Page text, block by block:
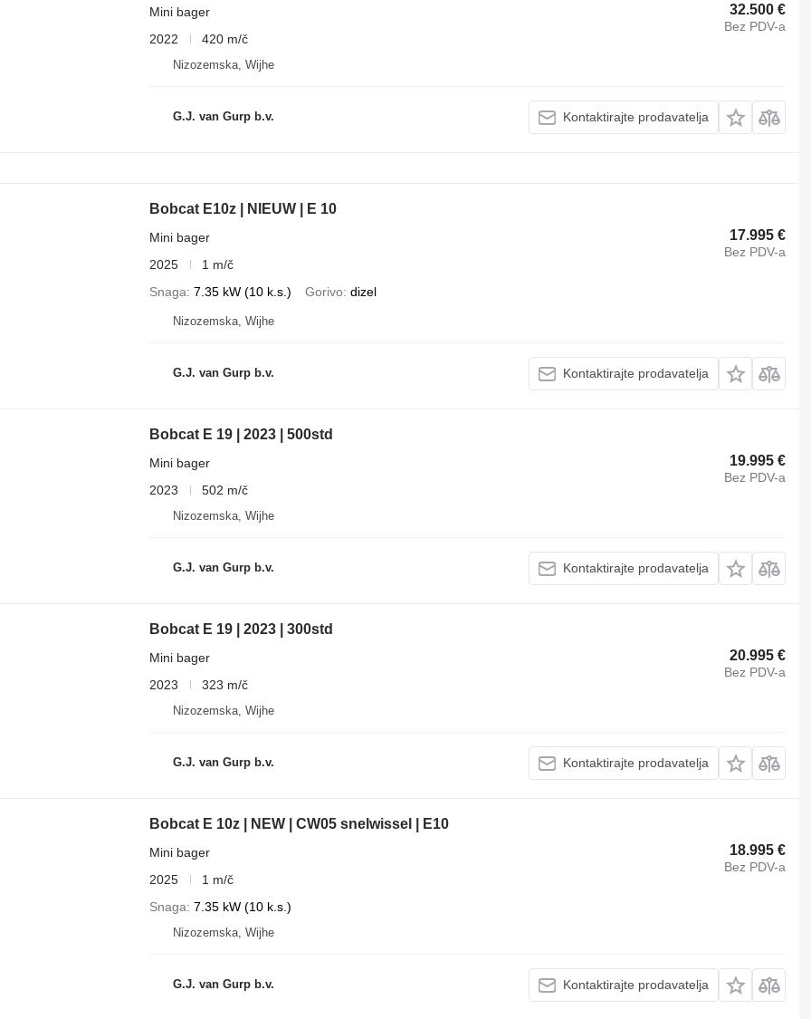
32.500 €
Bez PDV-a
Mini bager
2022
420 m/č
Nizozemska, Wijhe
G.J. van Gurp b.v. Kontaktirajte prodavatelja
Bobcat E10z | NIEUW | E 10
17.995 €
Bez PDV-a
Mini bager
2025
1 m/č
Snaga 7.35 kW (10 k.s.) Gorivo dizel
Nizozemska, Wijhe
G.J. van Gurp b.v. Kontaktirajte prodavatelja
Bobcat E 19 | 2023 | 500std
19.995 €
Bez PDV-a
Mini bager
2023
502 m/č
Nizozemska, Wijhe
G.J. van Gurp b.v. Kontaktirajte prodavatelja
Bobcat E 19 | 2023 | 300std
20.995 €
Bez PDV-a
Mini bager
2023
323 m/č
Nizozemska, Wijhe
G.J. van Gurp b.v. Kontaktirajte prodavatelja
Bobcat E 10z | NEW | CW05 snelwissel | E10
18.995 €
Bez PDV-a
Mini bager
2025
1 m/č
Snaga 7.35 kW (10 k.s.)
Nizozemska, Wijhe
G.J. van Gurp b.v. Kontaktirajte prodavatelja